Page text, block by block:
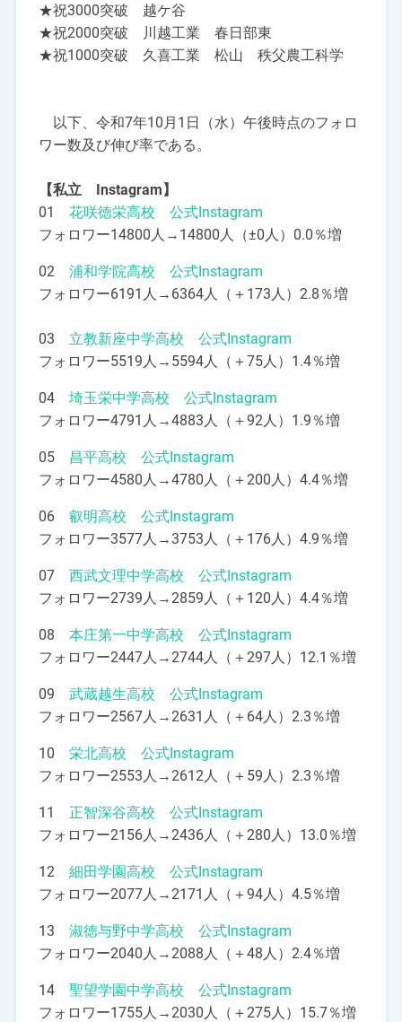
★祝3000突破 越ケ谷
★祝2000突破 川越工業 春日部東
★祝1000突破 久喜工業 松山 秩父農工科学
以下、令和7年10月1日（水）午後時点のフォロ
ワー数及び伸び率である。
【私立 Instagram】
01 花咲徳栄高校 公式Instagram
フォロワー14800人→14800人（±0人）0.0％増
02 浦和学院高校 公式Instagram
フォロワー6191人→6364人（＋173人）2.8％増
03 立教新座中学高校 公式Instagram
フォロワー5519人→5594人（＋75人）1.4％増
04 埼玉栄中学高校 公式Instagram
フォロワー4791人→4883人（＋92人）1.9％増
05
昌平高校 公式Instagram
フォロワー4580人→4780人（＋200人）4.4％増
06 叡明高校 公式Instagram
フォロワー3577人→3753人（＋176人）4.9％増
07 西武文理中学高校 公式Instagram
フォロワー2739人→2859人（＋120人）4.4％増
08 本庄第一中学高校 公式Instagram
フォロワー2447人→2744人（＋297人）12.1％増
09 武蔵越生高校 公式Instagram
フォロワー2567人→2631人（＋64人）2.3％増
10 栄北高校 公式Instagram
フォロワー2553人→2612人（＋59人）2.3％増
11 正智深谷高校 公式Instagram
フォロワー2156人→2436人（＋280人）13.0％増
12 細田学園高校 公式Instagram
フォロワー2077人→2171人（＋94人）4.5％増
13 淑徳与野中学高校 公式Instagram
フォロワー2040人→2088人（＋48人）2.4％増
14 聖望学園中学高校 公式Instagram
フォロワー1755人→2030人（＋275人）15.7％増